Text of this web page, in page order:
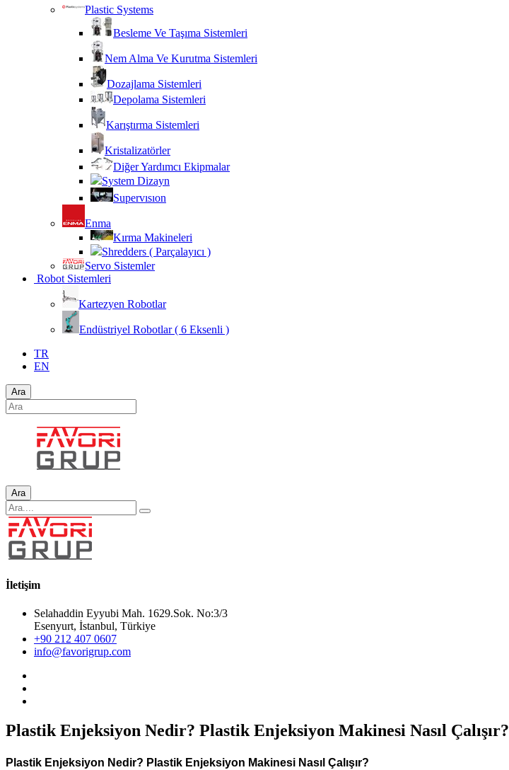
Plastic Systems
Besleme Ve Taşıma Sistemleri
Nem Alma Ve Kurutma Sistemleri
Dozajlama Sistemleri
Depolama Sistemleri
Karıştırma Sistemleri
Kristalizatörler
Diğer Yardımcı Ekipmalar
System Dizayn
Supervısıon
Enma
Kırma Makineleri
Shredders ( Parçalayıcı )
Servo Sistemler
Robot Sistemleri
Kartezyen Robotlar
Endüstriyel Robotlar ( 6 Eksenli )
TR
EN
Ara
Ara
İletişim
Selahaddin Eyyubi Mah. 1629.Sok. No:3/3
Esenyurt, İstanbul, Türkiye
+90 212 407 0607
info@favorigrup.com
Plastik Enjeksiyon Nedir? Plastik Enjeksiyon Makinesi Nasıl Çalışır?
Plastik Enjeksiyon Nedir? Plastik Enjeksiyon Makinesi Nasıl Çalışır?